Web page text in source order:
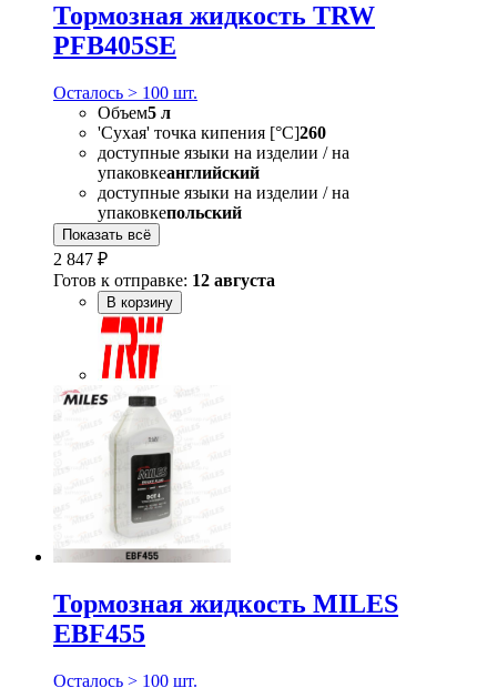
Тормозная жидкость TRW
PFB405SE
Осталось > 100 шт.
Объем5 л
'Сухая' точка кипения [°C]260
доступные языки на изделии / на
упаковкеанглийский
доступные языки на изделии / на
упаковкепольский
Показать всё
2 847 ₽
Готов к отправке: 12 августа
В корзину
Тормозная жидкость MILES
EBF455
Осталось > 100 шт.